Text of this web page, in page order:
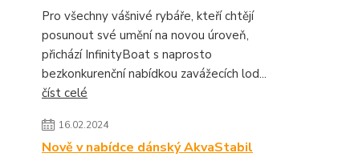
Pro všechny vášnivé rybáře, kteří chtějí
posunout své umění na novou úroveň,
přichází InfinityBoat s naprosto
bezkonkurenční nabídkou zavážecích lod...
číst celé
16.02.2024
Nově v nabídce dánský AkvaStabil